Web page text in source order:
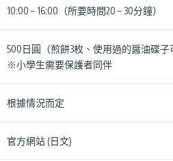
10:00 – 16:00（所要時間20 – 30分鐘）
500日圓（煎餅3枚、使用過的醤油碟子
※小學生需要保護者同伴
根據情況而定
官方網站 (日文)